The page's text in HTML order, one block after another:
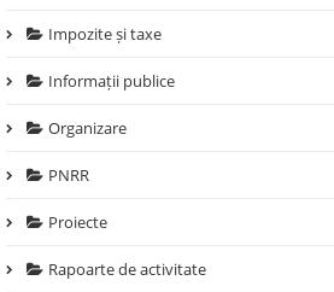
Impozite și taxe
Informații publice
Organizare
PNRR
Proiecte
Rapoarte de activitate